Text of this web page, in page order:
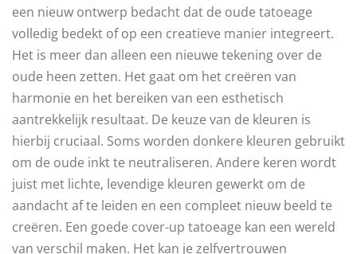
een nieuw ontwerp bedacht dat de oude tatoeage
volledig bedekt of op een creatieve manier integreert.
Het is meer dan alleen een nieuwe tekening over de
oude heen zetten. Het gaat om het creëren van
harmonie en het bereiken van een esthetisch
aantrekkelijk resultaat. De keuze van de kleuren is
hierbij cruciaal. Soms worden donkere kleuren gebruikt
om de oude inkt te neutraliseren. Andere keren wordt
juist met lichte, levendige kleuren gewerkt om de
aandacht af te leiden en een compleet nieuw beeld te
creëren. Een goede cover-up tatoeage kan een wereld
van verschil maken. Het kan je zelfvertrouwen